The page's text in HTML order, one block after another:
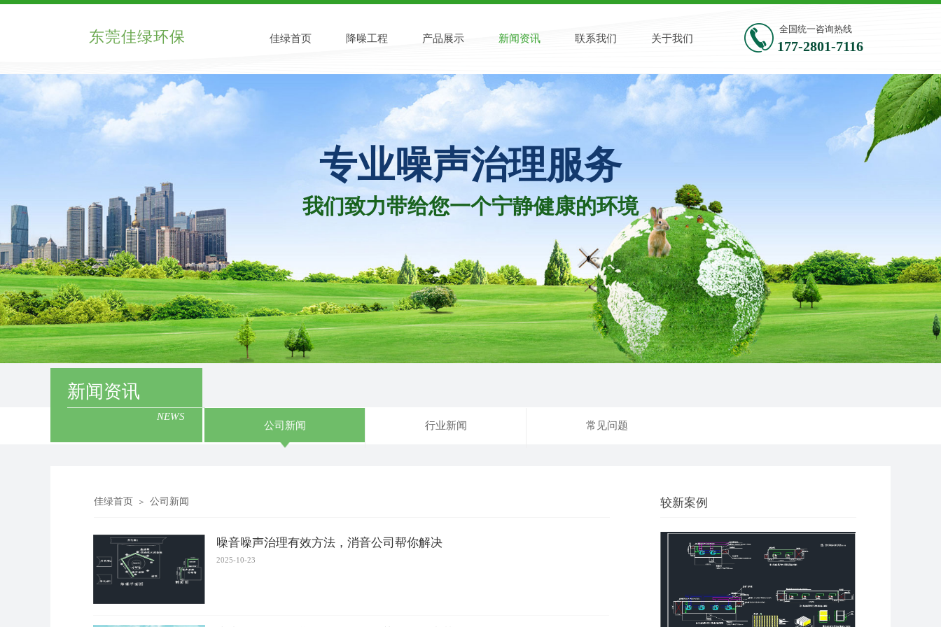
177-2801-7116
全国统一咨询热线
佳绿首页 降噪工程 产品展示 新闻资讯 联系我们 关于我们
东莞佳绿环保
专业噪声治理服​务
我们致力带给您一个宁静健康的​环境​
新闻资讯
公司新闻 行业新闻 常见问题
NEWS
佳绿首页 ＞ 公司新闻
噪音噪声治理有效方法，消音公司帮你解决
2025-10-23
较新案例